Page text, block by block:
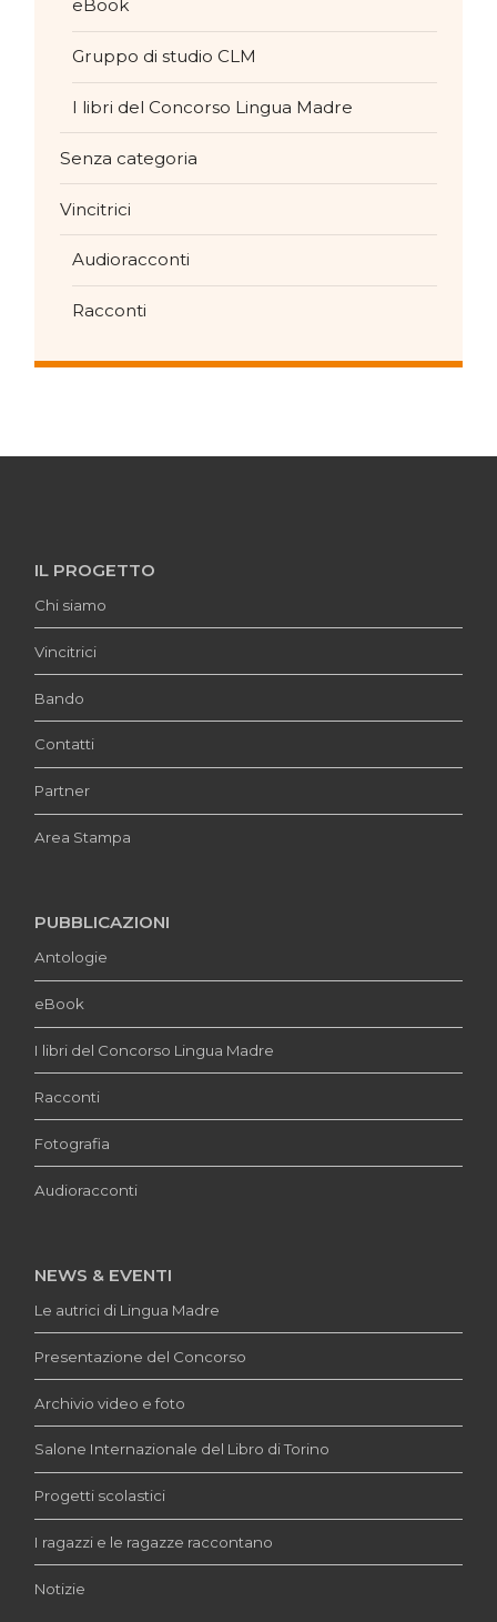
eBook
Gruppo di studio CLM
I libri del Concorso Lingua Madre
Senza categoria
Vincitrici
Audioracconti
Racconti
IL PROGETTO
Chi siamo
Vincitrici
Bando
Contatti
Partner
Area Stampa
PUBBLICAZIONI
Antologie
eBook
I libri del Concorso Lingua Madre
Racconti
Fotografia
Audioracconti
NEWS & EVENTI
Le autrici di Lingua Madre
Presentazione del Concorso
Archivio video e foto
Salone Internazionale del Libro di Torino
Progetti scolastici
I ragazzi e le ragazze raccontano
Notizie